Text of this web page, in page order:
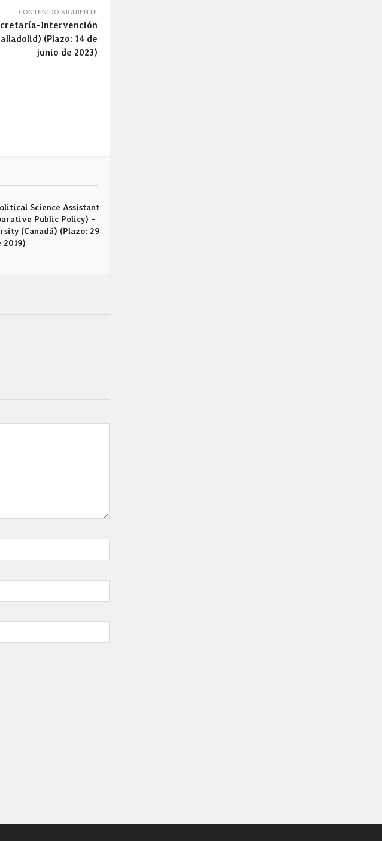
CONTENIDO SIGUIENTE
Intervención
(Plazo: 14 de
junio de 2023)
Science Assistant
Public Policy) –
(Canadá) (Plazo: 29
2019)